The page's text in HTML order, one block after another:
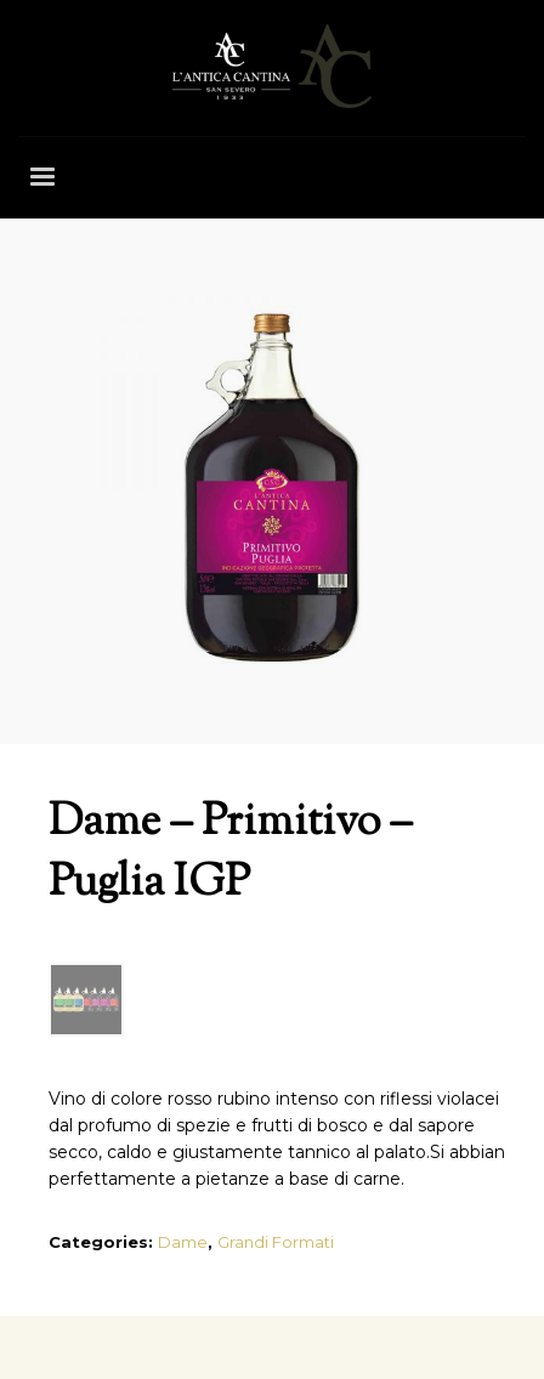
Dame – Primitivo –
Puglia IGP
Vino di colore rosso rubino intenso con riflessi violacei
dal profumo di spezie e frutti di bosco e dal sapore
secco, caldo e giustamente tannico al palato.Si abbian
perfettamente a pietanze a base di carne.
Categories: Dame, Grandi Formati